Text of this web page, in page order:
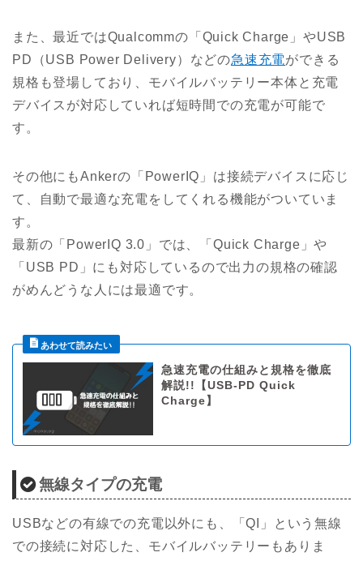
また、最近ではQualcommの「Quick Charge」やUSB
PD（USB Power Delivery）などの急速充電ができる
規格も登場しており、モバイルバッテリー本体と充電
デバイスが対応していれば短時間での充電が可能で
す。
その他にもAnkerの「PowerIQ」は接続デバイスに応じ
て、自動で最適な充電をしてくれる機能がついていま
す。
最新の「PowerIQ 3.0」では、「Quick Charge」や
「USB PD」にも対応しているので出力の規格の確認
がめんどうな人には最適です。
急速充電の仕組みと規格を徹底
解説!!【USB-PD Quick
Charge】
無線タイプの充電
USBなどの有線での充電以外にも、「QI」という無線
での接続に対応した、モバイルバッテリーもありま